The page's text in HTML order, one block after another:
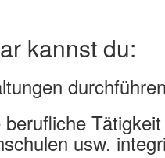
kannst du:
durchführen
usw.